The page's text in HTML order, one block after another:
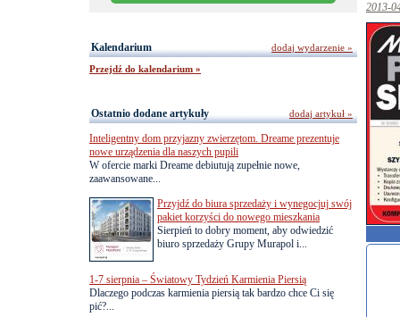
2013-
Kalendarium
Przejdź do kalendarium »
dodaj wydarzenie »
Ostatnio dodane artykuły
Inteligentny dom przyjazny zwierzętom. Dreame prezentuje
nowe urządzenia dla naszych pupili
W ofercie marki Dreame debiutują zupełnie nowe,
zaawansowane...
Przyjdź do biura sprzedaży i wynegocjuj swój
pakiet korzyści do nowego mieszkania
Sierpień to dobry moment, aby odwiedzić
biuro sprzedaży Grupy Murapol i...
1-7 sierpnia – Światowy Tydzień Karmienia Piersią
Dlaczego podczas karmienia piersią tak bardzo chce Ci się
pić?...
dodaj artykuł »